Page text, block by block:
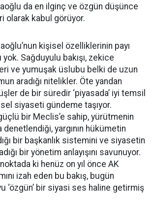
da en ilginç ve özgün düşünce
olarak kabul görüyor.
kişisel özelliklerinin payı
Sağduyulu bakışı, zekice
ve yumuşak üslubu belki de uzun
aradığı nitelikler. Öte yandan
de bir süredir ‘piyasada’ iyi temsil
siyaseti gündeme taşıyor.
bir Meclis’e sahip, yürütmenin
yargının hükümetin
bir başkanlık sistemini ve siyasetin
bir yönetim anlayışını savunuyor.
ki henüz on yıl önce AK
izah eden bu bakış, bugün
‘özgün’ bir siyasi ses haline getirmiş